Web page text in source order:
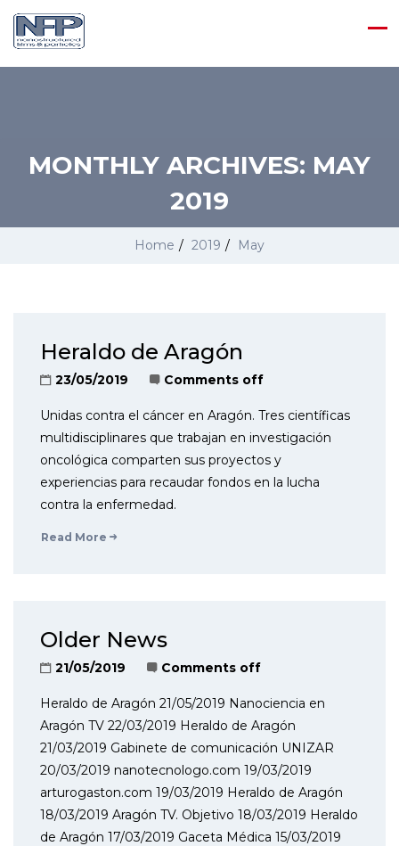
MONTHLY ARCHIVES: MAY
2019
Home / 2019 / May
Heraldo de Aragón
23/05/2019 Comments off
Unidas contra el cáncer en Aragón. Tres científicas
multidisciplinares que trabajan en investigación
oncológica comparten sus proyectos y
experiencias para recaudar fondos en la lucha
contra la enfermedad.
Read More
Older News
21/05/2019 Comments off
Heraldo de Aragón 21/05/2019 Nanociencia en
Aragón TV 22/03/2019 Heraldo de Aragón
21/03/2019 Gabinete de comunicación UNIZAR
20/03/2019 nanotecnologo.com 19/03/2019
arturogaston.com 19/03/2019 Heraldo de Aragón
18/03/2019 Aragón TV. Objetivo 18/03/2019 Heraldo
de Aragón 17/03/2019 Gaceta Médica 15/03/2019